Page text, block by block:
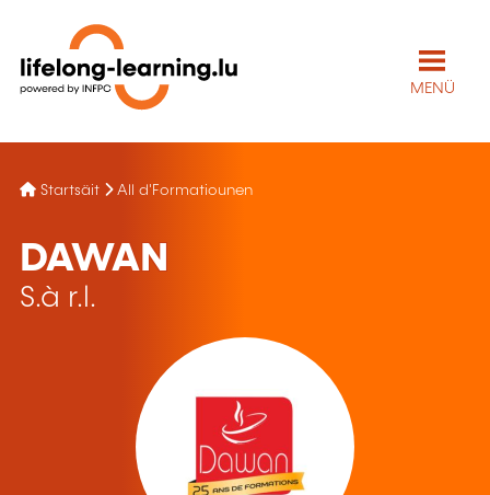
MENÜ
Startsäit All d'Formatiounen
DAWAN
S.à r.l.